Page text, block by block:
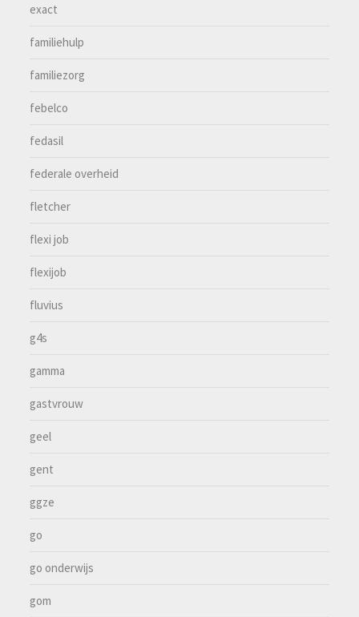
exact
familiehulp
familiezorg
febelco
fedasil
federale overheid
fletcher
flexi job
flexijob
fluvius
g4s
gamma
gastvrouw
geel
gent
ggze
go
go onderwijs
gom